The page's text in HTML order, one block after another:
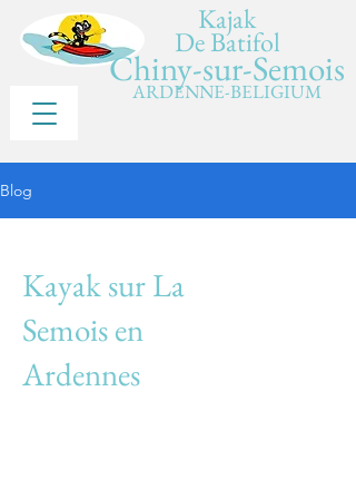
Kajak
De Batifol
Chiny-sur-Semois
ARDENNE-BELIGIUM
Blog
Kayak sur La
Semois en
Ardennes